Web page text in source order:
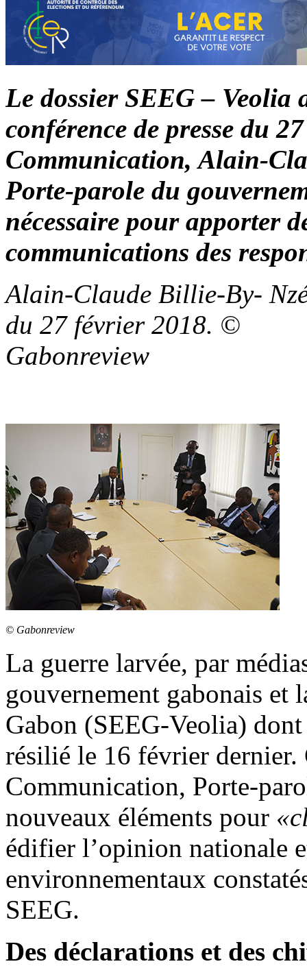
Le dossier SEEG – Veolia
conférence de presse du
Communication, Alain-
Porte-parole du
nécessaire pour apporter
communications des
Alain-Claude Billie-By-
du 27 février 2018. ©
Gabonreview
© Gabonreview
La guerre larvée, par
gouvernement gabonais et
Gabon (SEEG-Veolia)
résilié le 16 février
Communication, Porte-
nouveaux éléments pour
édifier l’opinion nationale
environnementaux
SEEG.
Des déclarations et des